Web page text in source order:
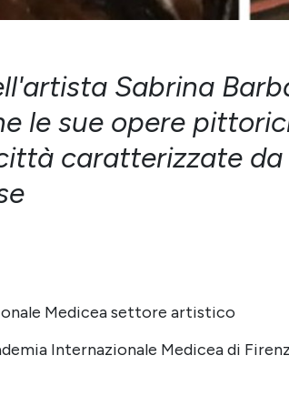
Sabrina
le sue opere
caratterizzate
Medicea settore artistico
Internazionale Medicea di